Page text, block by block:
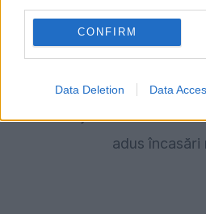
CONFIRM
Data Deletion Data
adus încasări